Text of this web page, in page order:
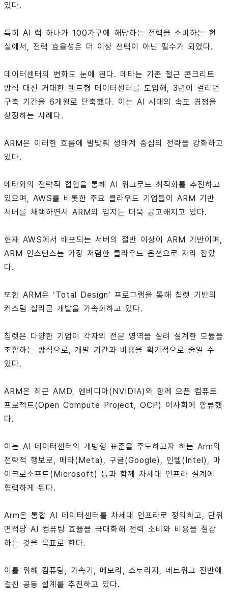
있다.
특히 AI 랙 하나가 100가구에 해당하는 전력을 소비하는 현
실에서, 전력 효율성은 더 이상 선택이 아닌 필수가 되었다.
데이터센터의 변화도 눈에 띈다. 메타는 기존 철근 콘크리트
방식 대신 거대한 텐트형 데이터센터를 도입해, 3년이 걸리던
구축 기간을 6개월로 단축했다. 이는 AI 시대의 속도 경쟁을
상징하는 사례다.
ARM은 이러한 흐름에 발맞춰 생태계 중심의 전략을 강화하고
있다.
메타와의 전략적 협업을 통해 AI 워크로드 최적화를 추진하고
있으며, AWS를 비롯한 주요 클라우드 기업들이 ARM 기반
서버를 채택하면서 ARM의 입지는 더욱 공고해지고 있다.
현재 AWS에서 배포되는 서버의 절반 이상이 ARM 기반이며,
ARM 인스턴스는 가장 저렴한 클라우드 옵션으로 자리 잡았
다.
또한 ARM은 ‘Total Design’ 프로그램을 통해 칩렛 기반의
커스텀 실리콘 개발을 가속화하고 있다.
칩렛은 다양한 기업이 각자의 전문 영역을 살려 설계한 모듈을
조합하는 방식으로, 개발 기간과 비용을 획기적으로 줄일 수
있다.
ARM은 최근 AMD, 엔비디아(NVIDIA)와 함께 오픈 컴퓨트
프로젝트(Open Compute Project, OCP) 이사회에 합류했
다.
이는 AI 데이터센터의 개방형 표준을 주도하고자 하는 Arm의
전략적 행보로, 메타(Meta), 구글(Google), 인텔(Intel), 마
이크로소프트(Microsoft) 등과 함께 차세대 인프라 설계에
협력하게 된다.
Arm은 통합 AI 데이터센터를 차세대 인프라로 정의하고, 단위
면적당 AI 컴퓨팅 효율을 극대화해 전력 소비와 비용을 절감
하는 것을 목표로 한다.
이를 위해 컴퓨팅, 가속기, 메모리, 스토리지, 네트워크 전반에
걸친 공동 설계를 추진하고 있다.